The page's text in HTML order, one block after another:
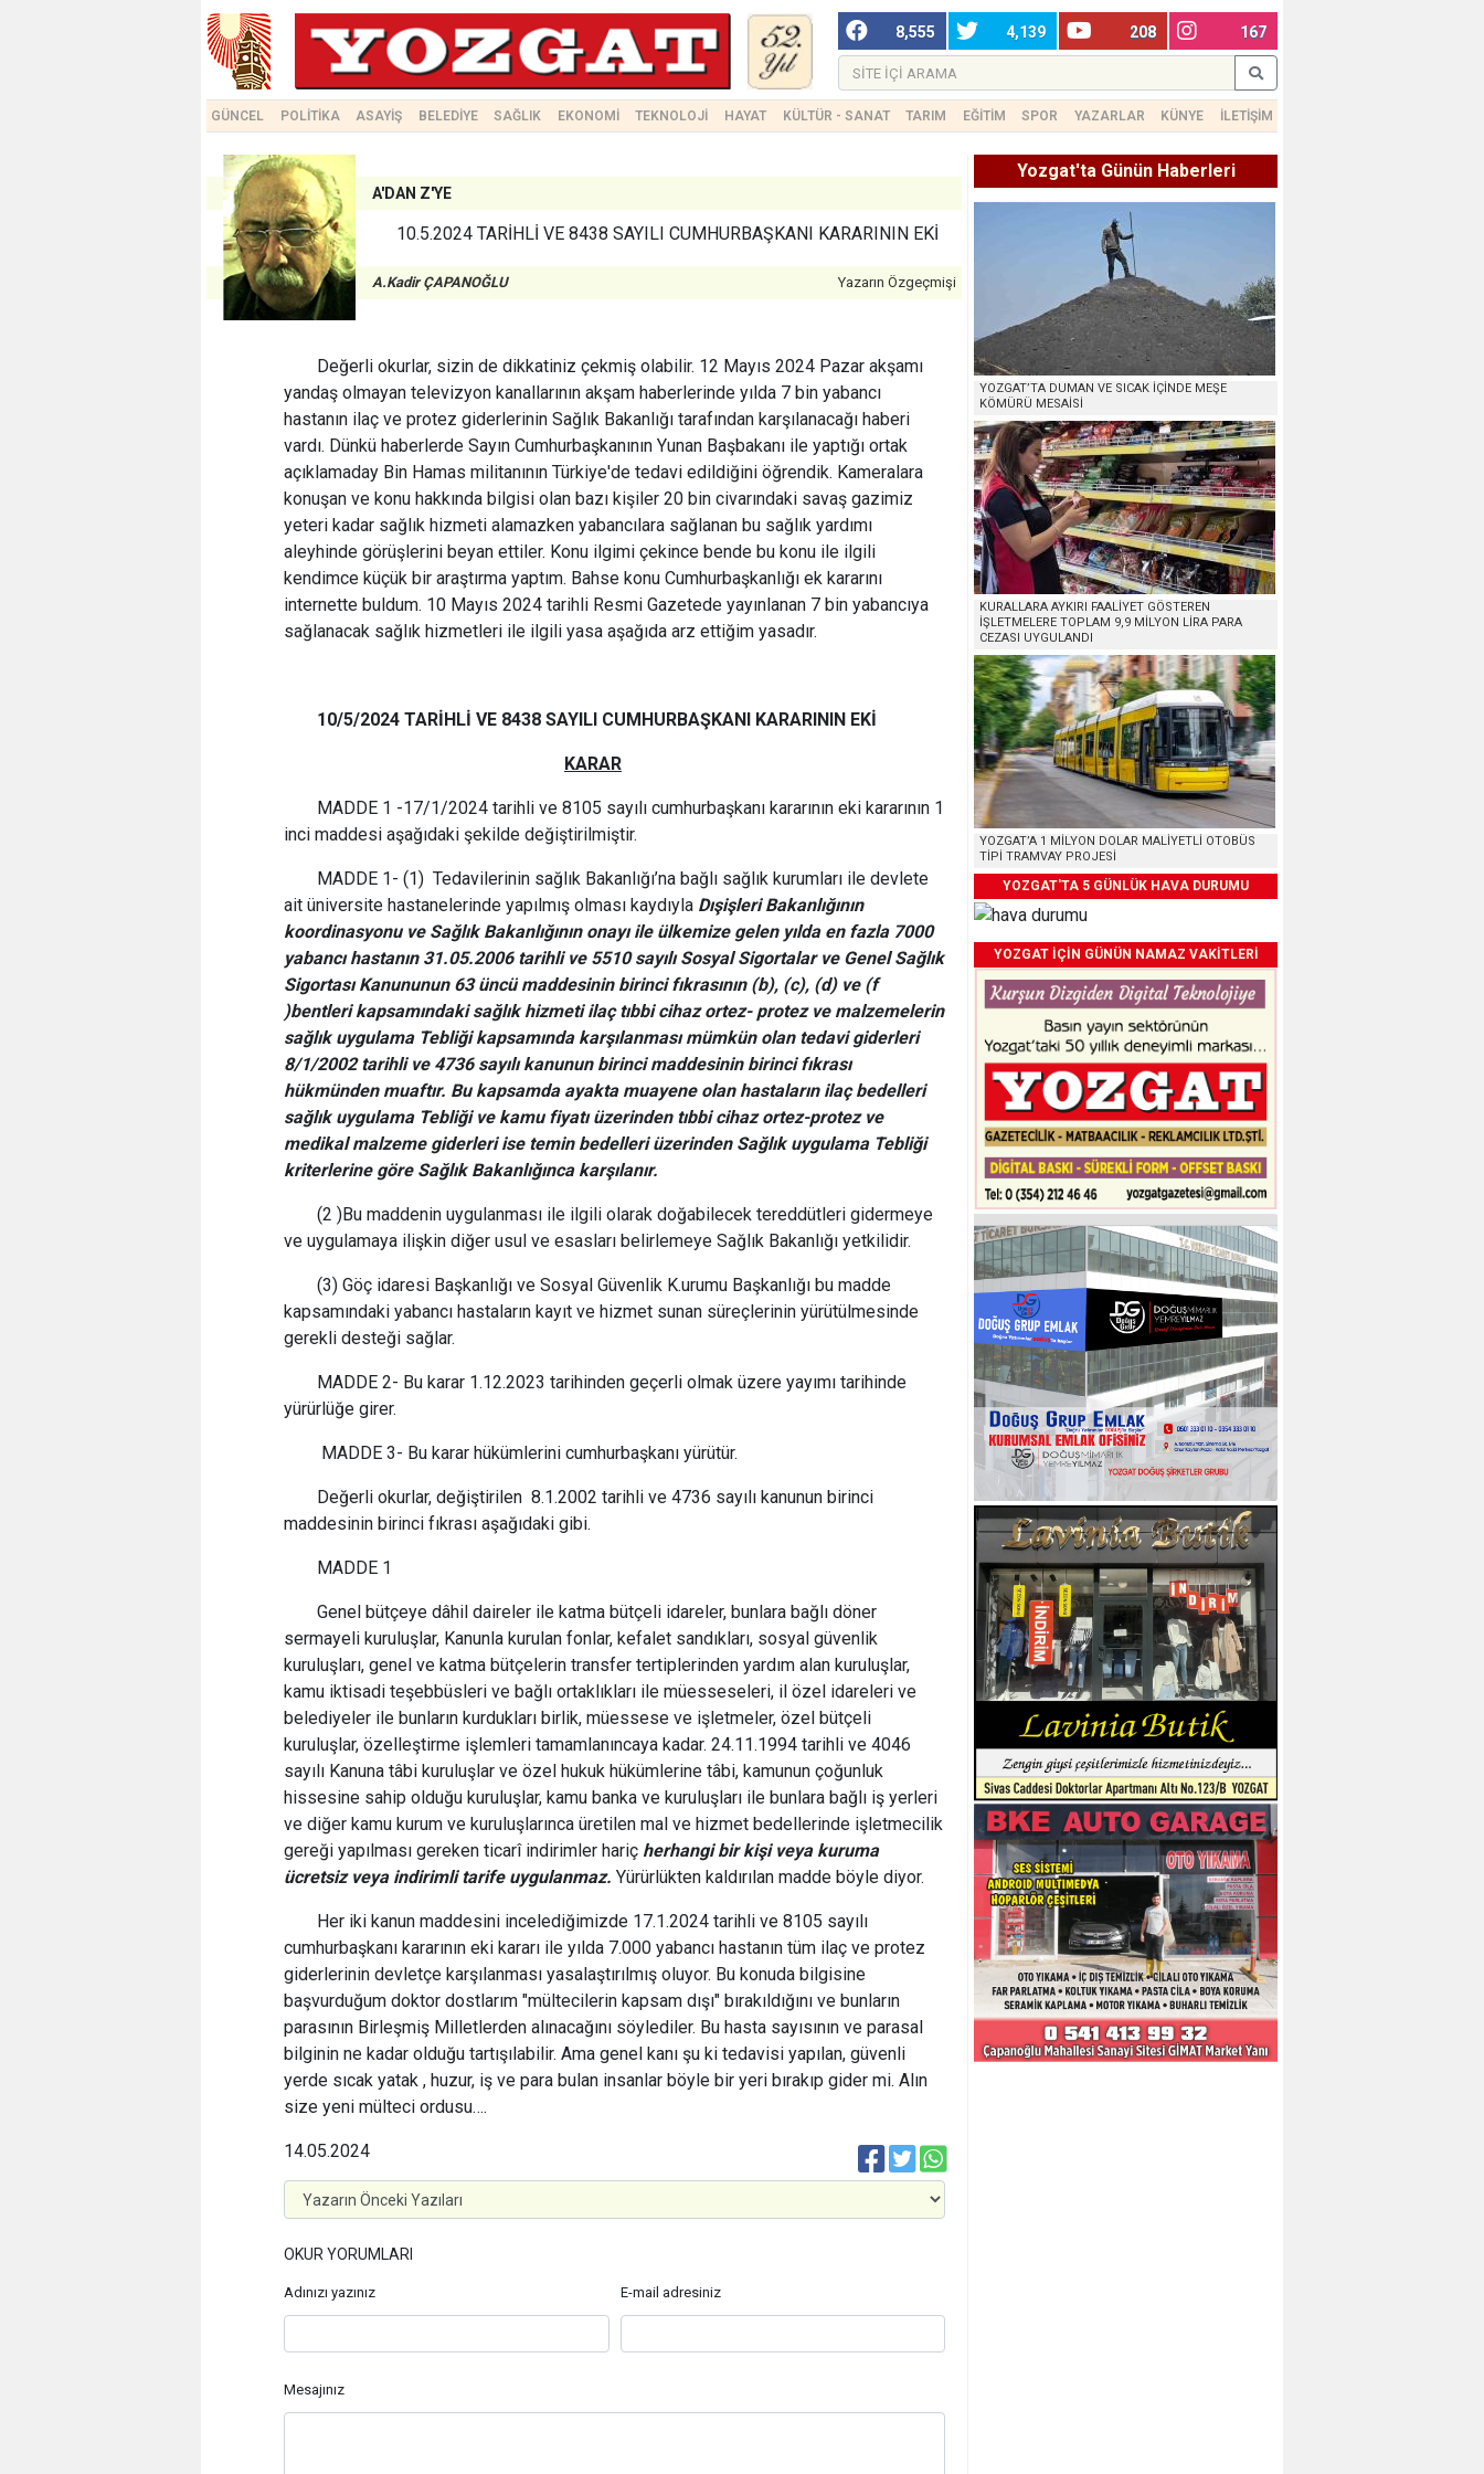
8,555 4,139 208 167
GÜNCEL POLİTİKA ASAYİŞ BELEDİYE SAĞLIK EKONOMİ TEKNOLOJİ HAYAT KÜLTÜR - SANAT TARIM EĞİTİM SPOR YAZARLAR KÜNYE İLETİŞİM
A'DAN Z'YE
10.5.2024 TARİHLİ VE 8438 SAYILI CUMHURBAŞKANI KARARININ EKİ
A.Kadir ÇAPANOĞLU Yazarın Özgeçmişi
Değerli okurlar, sizin de dikkatiniz çekmiş olabilir. 12 Mayıs 2024 Pazar akşamı
yandaş olmayan televizyon kanallarının akşam haberlerinde yılda 7 bin yabancı
hastanın ilaç ve protez giderlerinin Sağlık Bakanlığı tarafından karşılanacağı haberi
vardı. Dünkü haberlerde Sayın Cumhurbaşkanının Yunan Başbakanı ile yaptığı ortak
açıklamaday Bin Hamas militanının Türkiye'de tedavi edildiğini öğrendik. Kameralara
konuşan ve konu hakkında bilgisi olan bazı kişiler 20 bin civarındaki savaş gazimiz
yeteri kadar sağlık hizmeti alamazken yabancılara sağlanan bu sağlık yardımı
aleyhinde görüşlerini beyan ettiler. Konu ilgimi çekince bende bu konu ile ilgili
kendimce küçük bir araştırma yaptım. Bahse konu Cumhurbaşkanlığı ek kararını
internette buldum. 10 Mayıs 2024 tarihli Resmi Gazetede yayınlanan 7 bin yabancıya
sağlanacak sağlık hizmetleri ile ilgili yasa aşağıda arz ettiğim yasadır.
10/5/2024 TARİHLİ VE 8438 SAYILI CUMHURBAŞKANI KARARININ EKİ
KARAR
MADDE 1 -17/1/2024 tarihli ve 8105 sayılı cumhurbaşkanı kararının eki kararının 1
inci maddesi aşağıdaki şekilde değiştirilmiştir.
MADDE 1- (1) Tedavilerinin sağlık Bakanlığı’na bağlı sağlık kurumları ile devlete
ait üniversite hastanelerinde yapılmış olması kaydıyla Dışişleri Bakanlığının
koordinasyonu ve Sağlık Bakanlığının onayı ile ülkemize gelen yılda en fazla 7000
yabancı hastanın 31.05.2006 tarihli ve 5510 sayılı Sosyal Sigortalar ve Genel Sağlık
Sigortası Kanununun 63 üncü maddesinin birinci fıkrasının (b), (c), (d) ve (f
)bentleri kapsamındakisağlık hizmeti ilaç tıbbi cihaz ortez- protez ve malzemelerin
sağlık uygulama Tebliği kapsamında karşılanması mümkün olan tedavi giderleri
8/1/2002 tarihli ve 4736 sayılı kanunun birinci maddesinin birinci fıkrası
hükmünden muaftır. Bu kapsamda ayakta muayene olan hastaların ilaç bedelleri
sağlık uygulama Tebliği ve kamu fiyatı üzerinden tıbbi cihaz ortez-protez ve
medikal malzeme giderleri ise temin bedelleri üzerinden Sağlık uygulama Tebliği
kriterlerine göre Sağlık Bakanlığınca karşılanır.
(2 )Bu maddenin uygulanması ile ilgili olarak doğabilecek tereddütleri gidermeye
ve uygulamaya ilişkin diğer usul ve esasları belirlemeye Sağlık Bakanlığı yetkilidir.
(3) Göç idaresi Başkanlığı ve Sosyal Güvenlik K.urumu Başkanlığı bu madde
kapsamındaki yabancı hastaların kayıt ve hizmet sunan süreçlerinin yürütülmesinde
gerekli desteği sağlar.
MADDE 2- Bu karar 1.12.2023 tarihinden geçerli olmak üzere yayımı tarihinde
yürürlüğe girer.
MADDE 3- Bu karar hükümlerini cumhurbaşkanı yürütür.
Değerli okurlar, değiştirilen 8.1.2002 tarihli ve 4736 sayılı kanunun birinci
maddesinin birinci fıkrası aşağıdaki gibi.
MADDE 1
Genel bütçeye dâhil daireler ile katma bütçeli idareler, bunlara bağlı döner
sermayeli kuruluşlar, Kanunla kurulan fonlar, kefalet sandıkları, sosyal güvenlik
kuruluşları, genel ve katma bütçelerin transfer tertiplerinden yardım alan kuruluşlar,
kamu iktisadi teşebbüsleri ve bağlı ortaklıkları ile müesseseleri, il özel idareleri ve
belediyeler ile bunların kurdukları birlik, müessese ve işletmeler, özel bütçeli
kuruluşlar, özelleştirme işlemleri tamamlanıncaya kadar. 24.11.1994 tarihli ve 4046
sayılı Kanuna tâbi kuruluşlar ve özel hukuk hükümlerine tâbi, kamunun çoğunluk
hissesine sahip olduğu kuruluşlar, kamu banka ve kuruluşları ile bunlara bağlı iş yerleri
ve diğer kamu kurum ve kuruluşlarınca üretilen mal ve hizmet bedellerinde işletmecilik
gereği yapılması gereken ticarî indirimler hariç herhangi bir kişi veya kuruma
ücretsiz veya indirimli tarife uygulanmaz. Yürürlükten kaldırılan madde böyle diyor.
Her iki kanun maddesini incelediğimizde 17.1.2024 tarihli ve 8105 sayılı
cumhurbaşkanı kararının eki kararı ile yılda 7.000 yabancı hastanın tüm ilaç ve protez
giderlerinin devletçe karşılanması yasalaştırılmış oluyor. Bu konuda bilgisine
başvurduğum doktor dostlarım "mültecilerin kapsam dışı" bırakıldığını ve bunların
parasının Birleşmiş Milletlerden alınacağını söylediler. Bu hasta sayısının ve parasal
bilginin ne kadar olduğu tartışılabilir. Ama genel kanı şu ki tedavisi yapılan, güvenli
yerde sıcak yatak , huzur, iş ve para bulan insanlar böyle bir yeri bırakıp gider mi. Alın
size yeni mülteci ordusu….
14.05.2024
OKUR YORUMLARI
Adınızı yazınız E-mail adresiniz
Mesajınız
Yozgat'ta Günün Haberleri
YOZGAT’TA DUMAN VE SICAK İÇİNDE MEŞE
KÖMÜRÜ MESAİSİ
KURALLARA AYKIRI FAALİYET GÖSTEREN
İŞLETMELERE TOPLAM 9,9 MİLYON LİRA PARA
CEZASI UYGULANDI
YOZGAT’A 1 MİLYON DOLAR MALİYETLİ OTOBÜS
TİPİ TRAMVAY PROJESİ
YOZGAT'TA 5 GÜNLÜK HAVA DURUMU
YOZGAT İÇİN GÜNÜN NAMAZ VAKİTLERİ